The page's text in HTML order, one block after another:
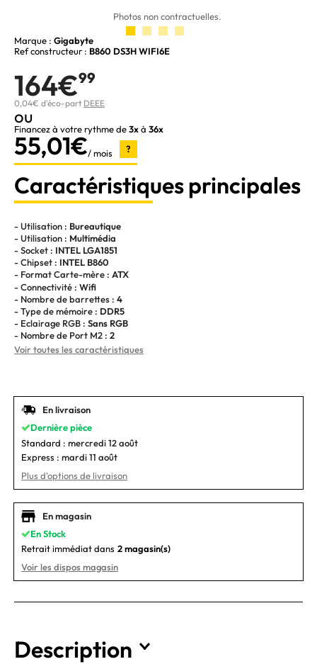
Photos non contractuelles.
Marque : Gigabyte
Ref constructeur : B860 DS3H WIFI6E
164€99
0,04€ d'éco-part DEEE
ou
Financez à votre rythme de3xà 36x
55,01€/ mois ?
Caractéristiques principales
- Utilisation : Bureautique
- Utilisation : Multimédia
- Socket : INTEL LGA1851
- Chipset : INTEL B860
- Format Carte-mère : ATX
- Connectivité : Wifi
- Nombre de barrettes : 4
- Type de mémoire : DDR5
- Eclairage RGB : Sans RGB
- Nombre de Port M2 : 2
Voir toutes les caractéristiques
En livraison
Dernière pièce
Standard : mercredi 12 août
Express : mardi 11 août
Plus d'options de livraison
En magasin
En Stock
Retrait immédiat dans 2 magasin(s)
Voir les dispos magasin
Description